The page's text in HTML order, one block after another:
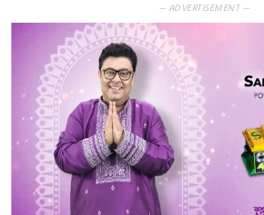
— ADVERTISEMENT —